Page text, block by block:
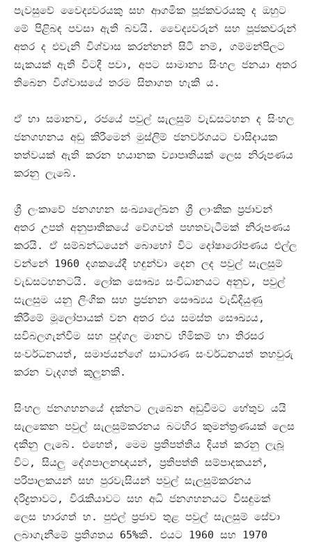
පැවසුවේ වෛද්‍යවරයකු සහ ආගමික පූජකවරයකු ද ඔහුට
මේ පිළිබඳ පවසා ඇති බවයි. වෛද්‍යවරුන් සහ පූජකවරුන්
අතර ද එවැනි විශ්වාස කරන්නන් සිටී නම්, ගම්මන්පිලට
සැකයක් ඇති විටදී පවා, අපට සාමාන්‍ය සිංහල ජනයා අතර
තිබෙන විශ්වාසයේ තරම සිතාගත හැකි ය.
ඒ හා සමානව, රජයේ පවුල් සැලසුම් වැඩසටහන ද සිංහල
ජනගහනය අඩු කිරීමෙන් මුස්ලිම් ජනවර්ගයට වාසිදායක
තත්වයක් ඇති කරන භයානක ව්‍යාපෘතියක් ලෙස නිරූපණය
කරනු ලැබේ .
ශ්‍රී ලංකාවේ ජනගහන සංඛ්‍යාලේඛන ශ්‍රී ලාංකික ප්‍රජාවන්
අතර උපත් අනුපාතිකයේ වේගවත් පහතවැටීමක් නිරූපණය
කරයි. ඒ සම්බන්ධයෙන් බොහෝ විට දෝෂාරෝපණය එල්ල
වන්නේ 1960 දශකයේදී හඳුන්වා දෙන ලද පවුල් සැලසුම්
වැඩසටහනටයි. ලෝක සෞඛ්‍ය සංවිධානයට අනුව, පවුල්
සැලසුම යනු ලිංගික සහ ප්‍රජනන සෞඛ්‍යය වැඩිදියුණු
කිරීමේ මූලෝපායක් වන අතර එය සමස්ත සෞඛ්‍යය,
සවිබලගැන්වීම සහ පුද්ගල මානව හිමිකම් හා තිරසර
සංවර්ධනයත් , සමාජයන්ගේ සාධාරණ සංවර්ධනයත් තහවුරු
කරන වැදගත් කුලුනකි.
සිංහල ජනගහනයේ දක්නට ලැබෙන අඩුවීමට හේතුව යයි
සැලකෙන පවුල් සැලසුම්කරනය බටහිර කුමන්ත්‍රණයක් ලෙස
දකිනු ලැබේ . එහෙත් , මෙම ප්‍රතිපත්තිය දියත් කරනු ලැබූ
විට, සියලු දේශපාලනඥයන්, ප්‍රතිපත්ති සම්පාදකයන්,
පරිපාලකයන් සහ පුරවැසියන් පවුල් සැලසුම්කරනය
දරිද්‍රතාවට, විරැකියාවට සහ අධි ජනගහනයට විසඳුමක්
ලෙස භාරගත් හ. පුළුල් ප්‍රජාව තුළ පවුල් සැලසුම් සේවා
ලබාගැනීමේ ප්‍රතිශතය 65%කි. එයට 1960 සහ 1970